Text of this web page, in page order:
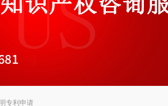
专利申请